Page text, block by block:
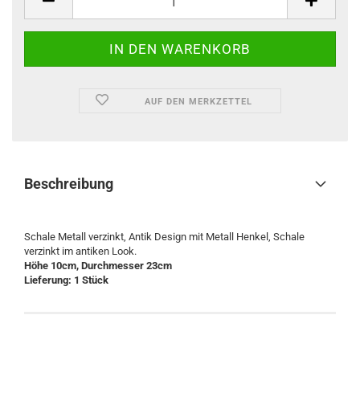
AUF DEN MERKZETTEL
Beschreibung
Schale Metall verzinkt, Antik Design mit Metall Henkel, Schale
verzinkt im antiken Look.
Höhe 10cm, Durchmesser 23cm
Lieferung: 1 Stück